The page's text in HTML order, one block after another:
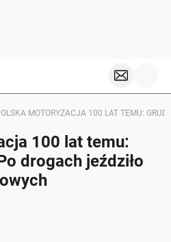
MOTORYZACJA 100 LAT TEMU:
100 lat temu:
drogach jeździło